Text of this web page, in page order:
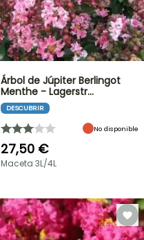
Árbol de Júpiter Berlingot
Menthe - Lagerstr…
DESCUBRIR
No disponible
27,50 €
Maceta 3L/4L